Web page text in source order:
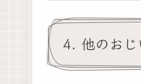
4. 他のおじ